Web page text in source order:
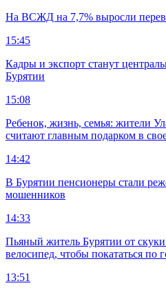
На ВСЖД на 7,7% выросли
15:45
Кадры и экспорт станут
Бурятии
15:08
Ребенок, жизнь, семья: жители
считают главным подарком в
14:42
В Бурятии пенсионеры стали
мошенников
14:33
Пьяный житель Бурятии от
велосипед, чтобы покататься по
13:51